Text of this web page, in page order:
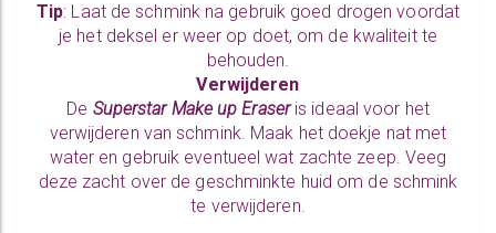
Tip: Laat de schmink na gebruik goed drogen voordat
je het deksel er weer op doet, om de kwaliteit te
behouden.
Verwijderen
De Superstar Make up Eraseris ideaal voor het
verwijderen van schmink. Maak het doekje nat met
water en gebruik eventueel wat zachte zeep. Veeg
deze zacht over de geschminkte huid om de schmink
te verwijderen.